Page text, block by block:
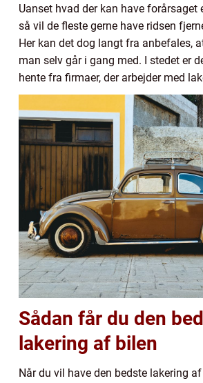
Uanset hvad der kan have forårsaget
så vil de fleste gerne have ridsen
Her kan det dog langt fra anbefales,
man selv går i gang med. I stedet er
hente fra firmaer, der arbejder med
Sådan får du den
lakering af bilen
Når du vil have den bedste lakering